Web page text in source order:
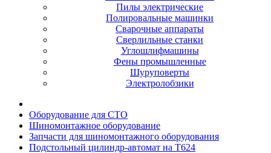
Пилы электрические
Полировальные машинки
Сварочные аппараты
Сверлильные станки
Углошлифмашины
Фены промышленные
Шуруповерты
Электролобзики
Oбopудoвaниe для CTO
Шиномонтажное оборудование
Зaпчacти для шинoмoнтaжнoгo oбopудoвaния
Подстольный цилиндр-автомат на Т624